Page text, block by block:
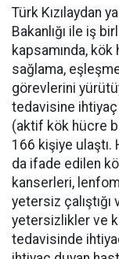
Türk Kızılaydan
Bakanlığı ile iş
kapsamında, kök
sağlama,
görevlerini
tedavisine ihtiyaç
(aktif kök hücre
166 kişiye ulaştı.
da ifade edilen
kanserleri,
yetersiz çalıştığı
yetersizlikler ve
tedavisinde